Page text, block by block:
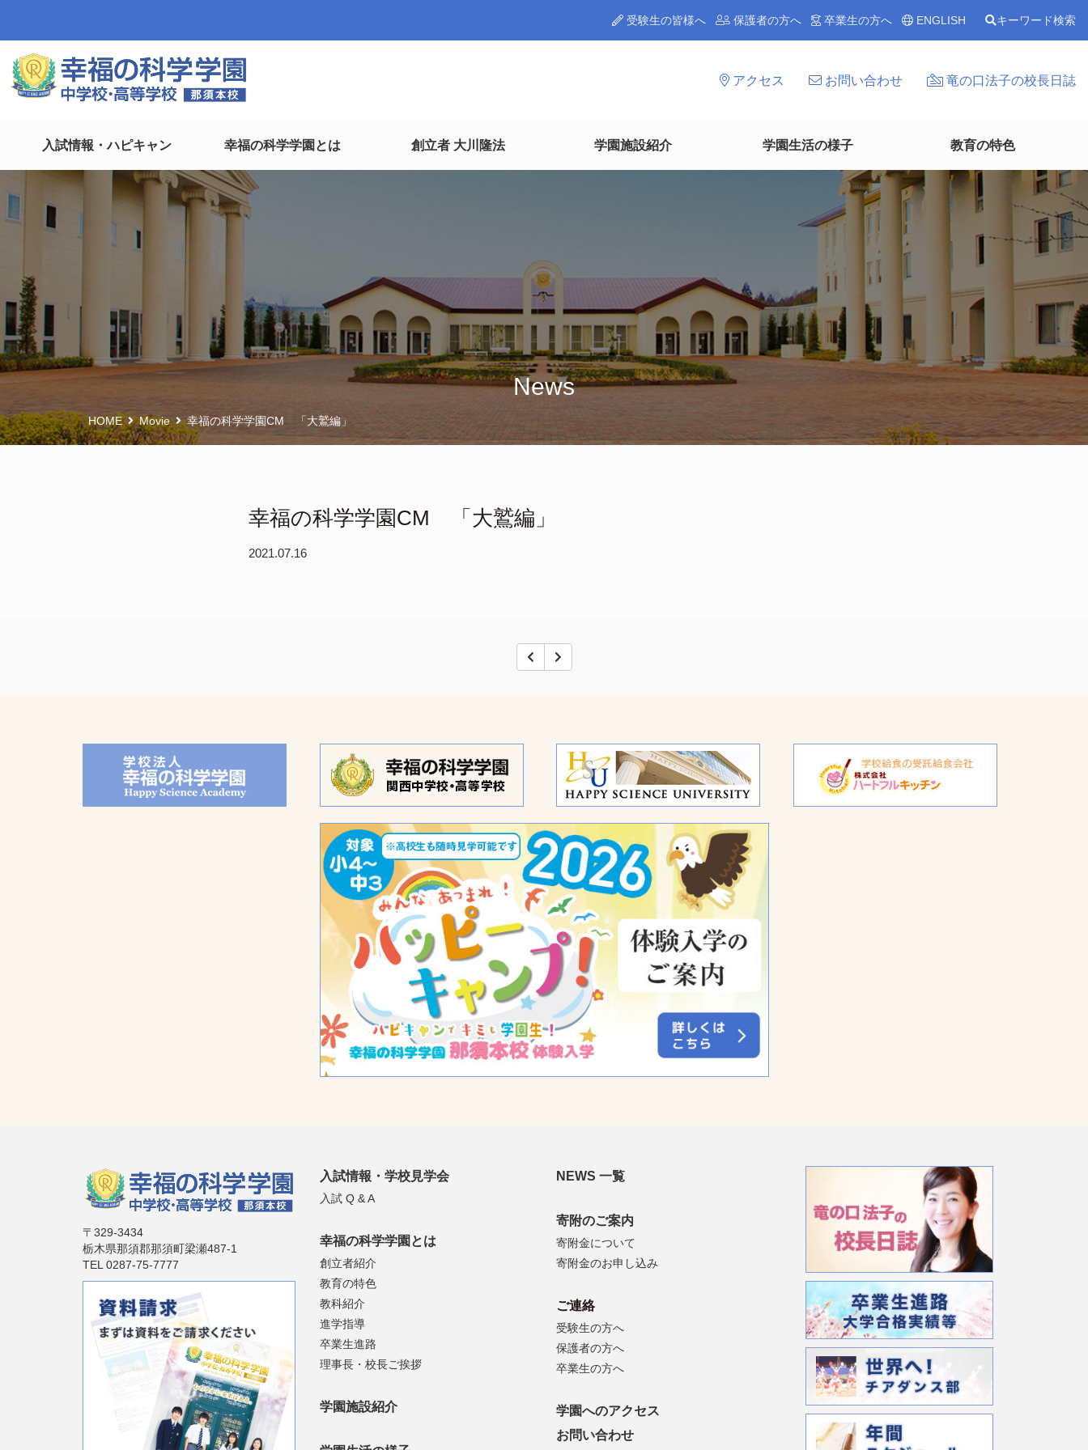
受験生の皆様へ 保護者の方へ 卒業生の方へ ENGLISH キーワード検索
アクセス お問い合わせ 竜の口法子の校長日誌
入試情報・ハピキャン 幸福の科学学園とは 創立者 大川隆法 学園施設紹介 学園生活の様子 教育の特色
News
HOME Movie 幸福の科学学園CM 「大鷲編」
幸福の科学学園CM 「大鷲編」
2021.07.16
〒329-3434
栃木県那須郡那須町梁瀬487-1
TEL 0287-75-7777
入試情報・学校見学会
入試 Q & A
幸福の科学学園とは
創立者紹介
教育の特色
教科紹介
進学指導
卒業生進路
理事長・校長ご挨拶
学園施設紹介
NEWS 一覧
寄附のご案内
寄附金について
寄附金のお申し込み
ご連絡
受験生の方へ
保護者の方へ
卒業生の方へ
学園へのアクセス
お問い合わせ